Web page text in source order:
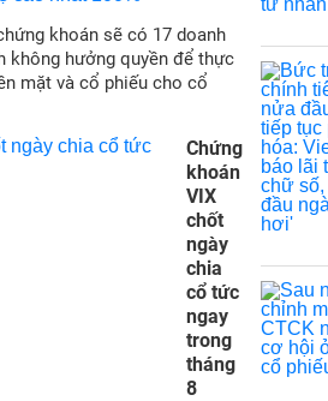
khoán sẽ có 17 doanh
không hưởng quyền để thực
mặt và cổ phiếu cho cổ
Chứng
khoán
VIX
chốt
ngày
chia
cổ tức
ngay
trong
tháng
8